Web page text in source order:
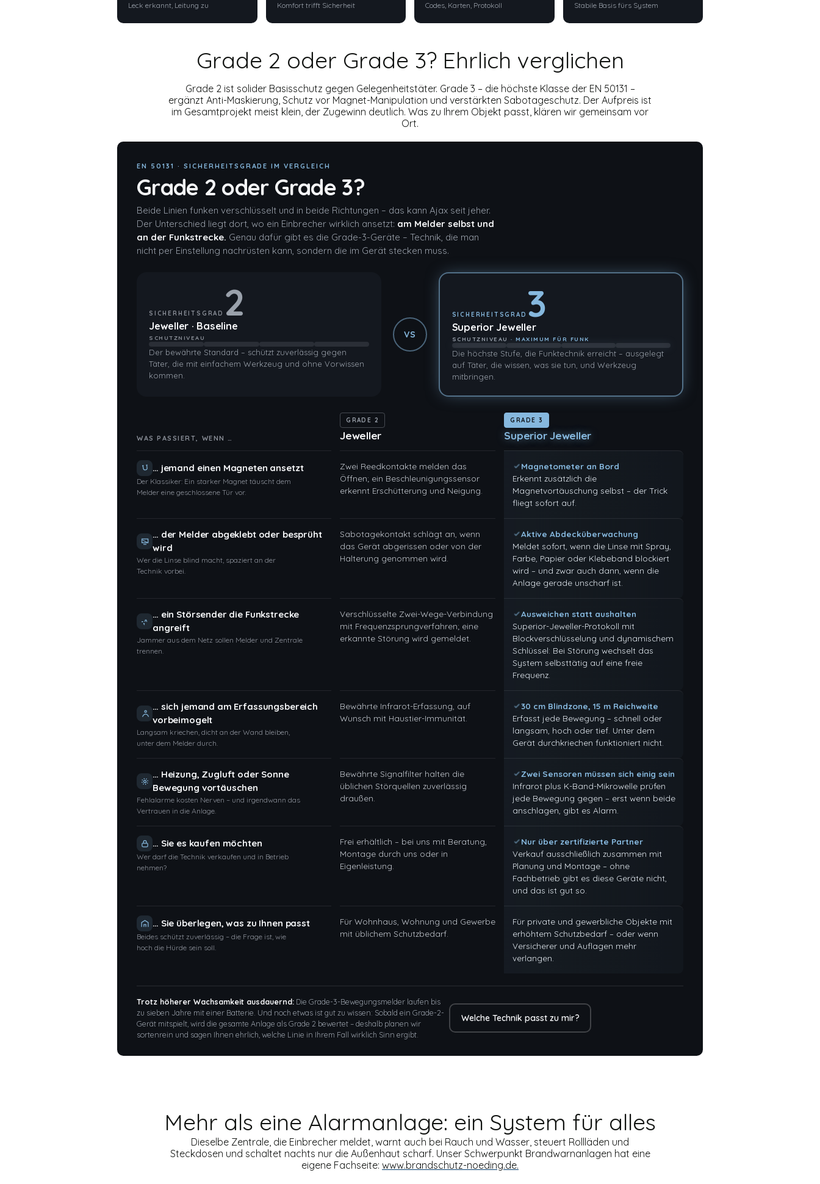
Leck erkannt, Leitung zu Komfort trifft Sicherheit Codes, Karten, Protokoll Stabile Basis fürs System
Mehr als eine Alarmanlage: ein System für alles
Grade 2 oder Grade 3? Ehrlich verglichen
EN 50131 · SICHERHEITSGRADE IM VERGLEICH
Grade 2 oder Grade 3?
Beide Linien funken verschlüsselt und in beide Richtungen – das kann Ajax seit jeher.
Der Unterschied liegt dort, wo ein Einbrecher wirklich ansetzt: am Melder selbst und
an der Funkstrecke. Genau dafür gibt es die Grade-3-Geräte – Technik, die man
nicht per Einstellung nachrüsten kann, sondern die im Gerät stecken muss.
SICHERHEITSGRAD 2
Jeweller · Baseline
SCHUTZNIVEAU
Der bewährte Standard – schützt zuverlässig gegen
Täter, die mit einfachem Werkzeug und ohne Vorwissen
kommen.
VS
SICHERHEITSGRAD 3
Superior Jeweller
SCHUTZNIVEAU· MAXIMUM FÜR FUNK
Die höchste Stufe, die Funktechnik erreicht – ausgelegt
auf Täter, die wissen, was sie tun, und Werkzeug
mitbringen.
WAS PASSIERT, WENN …
GRADE 2
Jeweller
GRADE 3
Superior Jeweller
… jemand einen Magneten ansetzt
Der Klassiker: Ein starker Magnet täuscht dem
Melder eine geschlossene Tür vor.
Zwei Reedkontakte melden das
Öffnen; ein Beschleunigungssensor
erkennt Erschütterung und Neigung.
Magnetometer an Bord
Erkennt zusätzlich die
Magnetvortäuschung selbst – der Trick
fliegt sofort auf.
… der Melder abgeklebt oder besprüht
wird
Wer die Linse blind macht, spaziert an der
Technik vorbei.
Sabotagekontakt schlägt an, wenn
das Gerät abgerissen oder von der
Halterung genommen wird.
Aktive Abdecküberwachung
Meldet sofort, wenn die Linse mit Spray,
Farbe, Papier oder Klebeband blockiert
wird – und zwar auch dann, wenn die
Anlage gerade unscharf ist.
… ein Störsender die Funkstrecke
angreift
Jammer aus dem Netz sollen Melder und Zentrale
trennen.
Verschlüsselte Zwei-Wege-Verbindung
mit Frequenzsprungverfahren; eine
erkannte Störung wird gemeldet.
Ausweichen statt aushalten
Superior-Jeweller-Protokoll mit
Blockverschlüsselung und dynamischem
Schlüssel: Bei Störung wechselt das
System selbsttätig auf eine freie
Frequenz.
… sich jemand am Erfassungsbereich
vorbeimogelt
Langsam kriechen, dicht an der Wand bleiben,
unter dem Melder durch.
Bewährte Infrarot-Erfassung, auf
Wunsch mit Haustier-Immunität.
30 cm Blindzone, 15 m Reichweite
Erfasst jede Bewegung – schnell oder
langsam, hoch oder tief. Unter dem
Gerät durchkriechen funktioniert nicht.
… Heizung, Zugluft oder Sonne
Bewegung vortäuschen
Fehlalarme kosten Nerven – und irgendwann das
Vertrauen in die Anlage.
Bewährte Signalfilter halten die
üblichen Störquellen zuverlässig
draußen.
Zwei Sensoren müssen sich einig sein
Infrarot plus K-Band-Mikrowelle prüfen
jede Bewegung gegen – erst wenn beide
anschlagen, gibt es Alarm.
… Sie es kaufen möchten
Wer darf die Technik verkaufen und in Betrieb
nehmen?
Frei erhältlich – bei uns mit Beratung,
Montage durch uns oder in
Eigenleistung.
Nur über zertifizierte Partner
Verkauf ausschließlich zusammen mit
Planung und Montage – ohne
Fachbetrieb gibt es diese Geräte nicht,
und das ist gut so.
… Sie überlegen, was zu Ihnen passt
Beides schützt zuverlässig – die Frage ist, wie
hoch die Hürde sein soll.
Für Wohnhaus, Wohnung und Gewerbe
mit üblichem Schutzbedarf.
Für private und gewerbliche Objekte mit
erhöhtem Schutzbedarf – oder wenn
Versicherer und Auflagen mehr
verlangen.
Trotz höherer Wachsamkeit ausdauernd: Die Grade-3-Bewegungsmelder laufen bis
zu sieben Jahre mit einer Batterie. Und noch etwas ist gut zu wissen: Sobald ein Grade-2-
Gerät mitspielt, wird die gesamte Anlage als Grade 2 bewertet – deshalb planen wir
sortenrein und sagen Ihnen ehrlich, welche Linie in Ihrem Fall wirklich Sinn ergibt.
Welche Technik passt zu mir?
Grade 2 ist solider Basisschutz gegen Gelegenheitstäter. Grade 3 – die höchste Klasse der EN 50131 –
ergänzt Anti-Maskierung, Schutz vor Magnet-Manipulation und verstärkten Sabotageschutz. Der Aufpreis ist
im Gesamtprojekt meist klein, der Zugewinn deutlich. Was zu Ihrem Objekt passt, klären wir gemeinsam vor
Ort.
Dieselbe Zentrale, die Einbrecher meldet, warnt auch bei Rauch und Wasser, steuert Rollläden und
Steckdosen und schaltet nachts nur die Außenhaut scharf. Unser Schwerpunkt Brandwarnanlagen hat eine
eigene Fachseite: www.brandschutz-noeding.de.